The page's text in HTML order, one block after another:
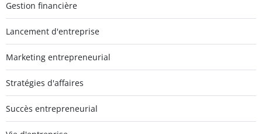
Gestion financière
Lancement d'entreprise
Marketing entrepreneurial
Stratégies d'affaires
Succès entrepreneurial